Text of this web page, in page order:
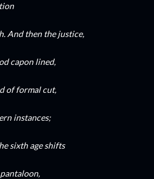
And then the justice,
capon lined,
of formal cut,
instances;
sixth age shifts